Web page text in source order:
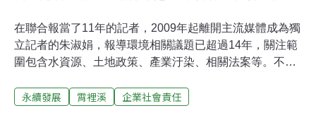
在聯合報當了11年的記者，2009年起離開主流媒體成為獨
立記者的朱淑娟，報導環境相關議題已超過14年，關注範
圍包含水資源、土地政策、產業汙染、相關法案等。不管
清楚整件事的來龍去脈，並做深入的研究及探討，再將最
永續發展 霄裡溪 企業社會責任